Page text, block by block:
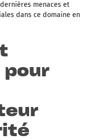
menaces et
dans ce domaine en